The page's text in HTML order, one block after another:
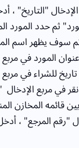
"التاريخ" ،
ثم حدد المورد
سوف يظهر اسم
المورد في
للشراء في
في مربع
قائمه المخازن
"رقم المرجع" ،